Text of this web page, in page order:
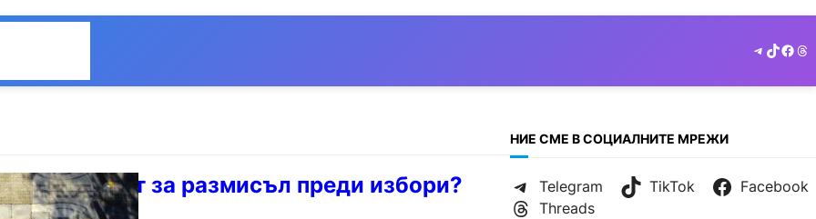
Telegram
TikTok
денят за размисъл преди избори?
НИЕ СМЕ В СОЦИАЛНИТЕ МРЕЖИ
Telegram TikTok
Facebook
Threads